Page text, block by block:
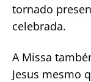
tornado
celebrada.
A Missa
Jesus mesmo